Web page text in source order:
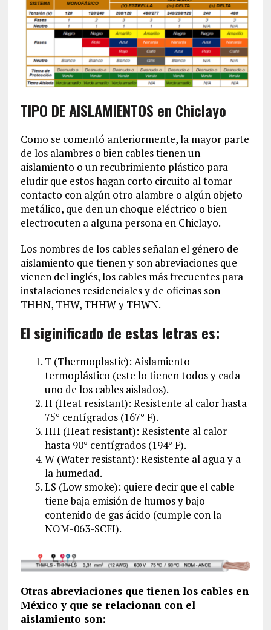
TIPO DE AISLAMIENTOS en Chiclayo
Como se comentó anteriormente, la mayor parte
de los alambres o bien cables tienen un
aislamiento o un recubrimiento plástico para
eludir que estos hagan corto circuito al tomar
contacto con algún otro alambre o algún objeto
metálico, que den un choque eléctrico o bien
electrocuten a alguna persona en Chiclayo.
Los nombres de los cables señalan el género de
aislamiento que tienen y son abreviaciones que
vienen del inglés, los cables más frecuentes para
instalaciones residenciales y de oficinas son
THHN, THW, THHW y THWN.
El siginificado de estas letras es:
T (Thermoplastic): Aislamiento
termoplástico (este lo tienen todos y cada
uno de los cables aislados).
H (Heat resistant): Resistente al calor hasta
75° centígrados (167° F).
HH (Heat resistant): Resistente al calor
hasta 90° centígrados (194° F).
W (Water resistant): Resistente al agua y a
la humedad.
LS (Low smoke): quiere decir que el cable
tiene baja emisión de humos y bajo
contenido de gas ácido (cumple con la
NOM-063-SCFI).
Otras abreviaciones que tienen los cables en
México y que se relacionan con el
aislamiento son: